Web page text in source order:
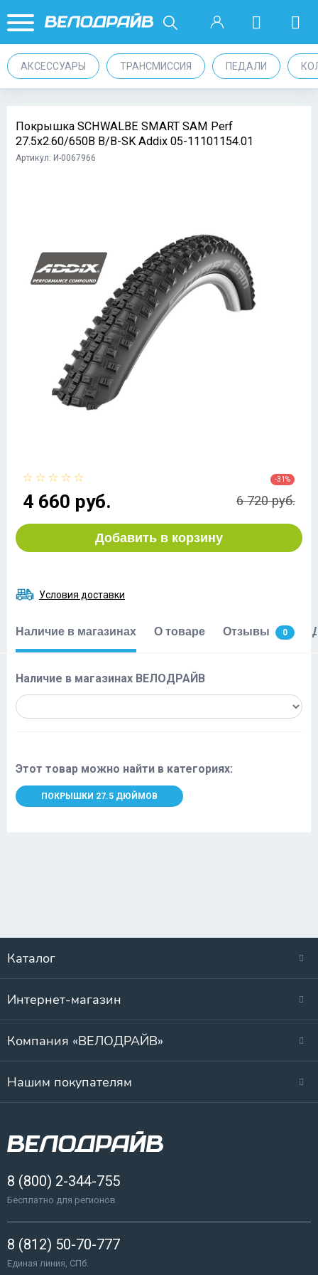
АКСЕССУАРЫ ТРАНСМИССИЯ ПЕДАЛИ
Покрышка SCHWALBE SMART SAM Perf
27.5x2.60/650B B/B-SK Addix 05-11101154.01
Артикул: И-0067966
4 660 руб.
-31%
6 720 руб.
Добавить в корзину
Условия доставки
Наличие в магазинах О товаре Отзывы 0
Наличие в магазинах ВЕЛОДРАЙВ
Этот товар можно найти в категориях:
ПОКРЫШКИ 27.5 ДЮЙМОВ
Каталог
Интернет-магазин
Компания «ВЕЛОДРАЙВ»
Нашим покупателям
8 (800) 2-344-755
Бесплатно для регионов
8 (812) 50-70-777
Единая линия, СПб.